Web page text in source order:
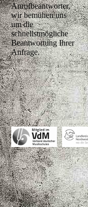
Anrufbeantworter,
wir bemühen uns
um die
schnellstmögliche
Beantwortung Ihrer
Anfrage.